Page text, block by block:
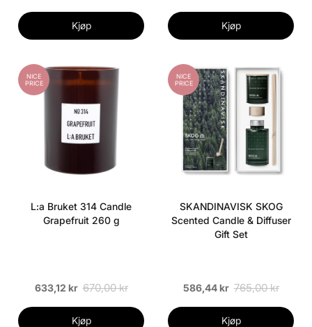
Kjøp Kjøp
NICE
PRICE
L:a Bruket 314 Candle
Grapefruit 260 g
633,12 kr 670,00 kr
Kjøp
NICE
PRICE
SKANDINAVISK SKOG
Scented Candle & Diffuser
Gift Set
586,44 kr 765,00 kr
Kjøp